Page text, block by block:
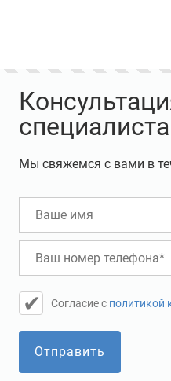
специалиста
Мы свяжемся с вами в
Cогласие с политикой
Отправить